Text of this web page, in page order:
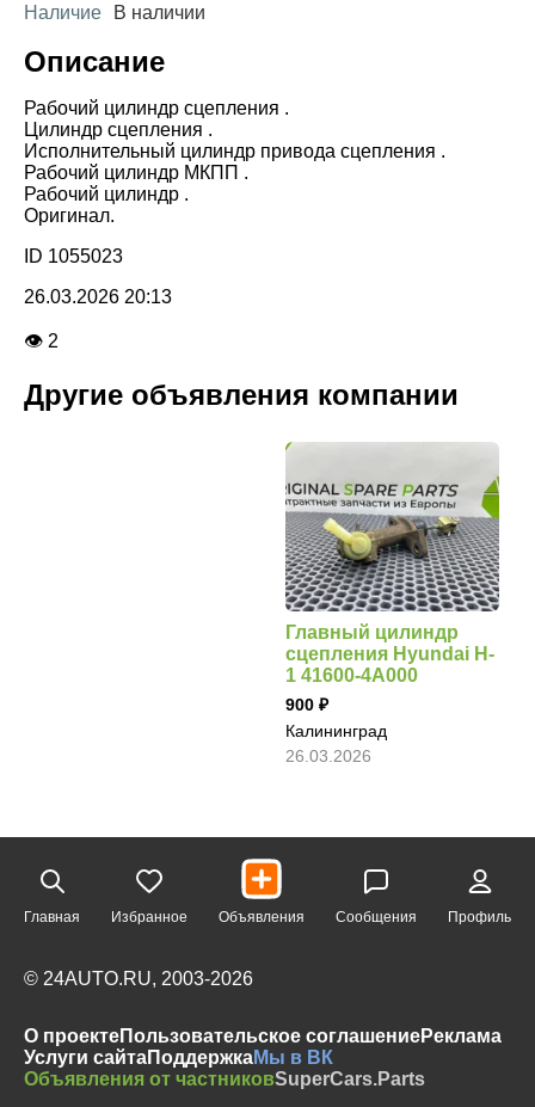
Наличие
В наличии
Описание
Рабочий цилиндр сцепления .
Цилиндр сцепления .
Исполнительный цилиндр привода сцепления .
Рабочий цилиндр МКПП .
Рабочий цилиндр .
Оригинал.
ID 1055023
26.03.2026 20:13
👁 2
Другие объявления компании
Главный цилиндр
сцепления Hyundai H-
1 41600-4A000
900
Калининград
26.03.2026
Главная Избранное Объявления Сообщения Профиль
© 24AUTO.RU, 2003-2026
О проектеПользовательское соглашениеРеклама
Услуги сайтаПоддержкаМы в ВК
Объявления от частниковSuperCars.Parts